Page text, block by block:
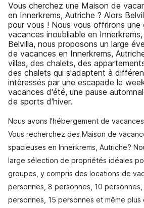
Vous cherchez une Maison de
en Innerkrems, Autriche ? Alors
pour vous ! Nous vous offrirons une
vacances inoubliable en
Belvilla, nous proposons un large
de vacances en Innerkrems,
villas, des chalets, des
des chalets qui s'adaptent à
intéressés par une escapade le
vacances d'été, une pause
de sports d'hiver.
Nous avons l'hébergement de
Vous recherchez des Maison de
spacieuses en Innerkrems, Autriche?
large sélection de propriétés idéales
groupes, y compris des locations de
personnes, 8 personnes, 10
personnes, 15 personnes et même